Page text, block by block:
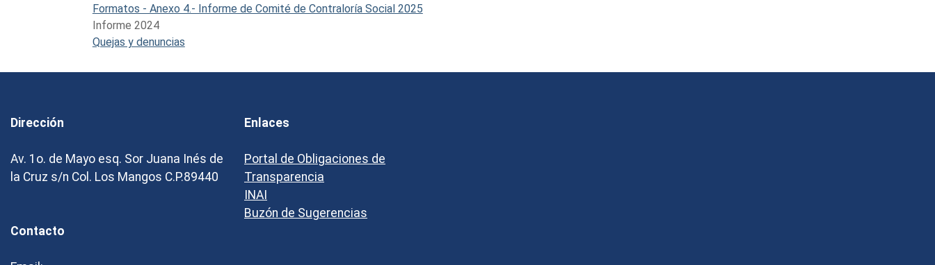
Formatos - Anexo 4.- Informe de Comité de Contraloría Social 2025
Informe 2024
Quejas y denuncias
Dirección
Av. 1o. de Mayo esq. Sor Juana Inés de
la Cruz s/n Col. Los Mangos C.P.89440
Contacto
Enlaces
Portal de Obligaciones de
Transparencia
INAI
Buzón de Sugerencias